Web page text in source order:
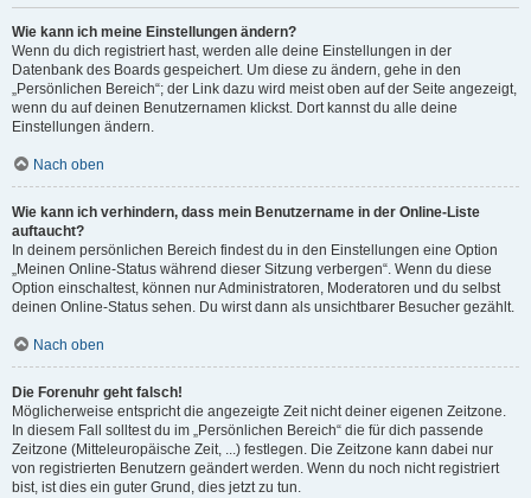
Wie kann ich meine Einstellungen ändern?
Wenn du dich registriert hast, werden alle deine Einstellungen in der
Datenbank des Boards gespeichert. Um diese zu ändern, gehe in den
„Persönlichen Bereich“; der Link dazu wird meist oben auf der Seite angezeigt,
wenn du auf deinen Benutzernamen klickst. Dort kannst du alle deine
Einstellungen ändern.
Nach oben
Wie kann ich verhindern, dass mein Benutzername in der Online-Liste
auftaucht?
In deinem persönlichen Bereich findest du in den Einstellungen eine Option
„Meinen Online-Status während dieser Sitzung verbergen“. Wenn du diese
Option einschaltest, können nur Administratoren, Moderatoren und du selbst
deinen Online-Status sehen. Du wirst dann als unsichtbarer Besucher gezählt.
Nach oben
Die Forenuhr geht falsch!
Möglicherweise entspricht die angezeigte Zeit nicht deiner eigenen Zeitzone.
In diesem Fall solltest du im „Persönlichen Bereich“ die für dich passende
Zeitzone (Mitteleuropäische Zeit, ...) festlegen. Die Zeitzone kann dabei nur
von registrierten Benutzern geändert werden. Wenn du noch nicht registriert
bist, ist dies ein guter Grund, dies jetzt zu tun.